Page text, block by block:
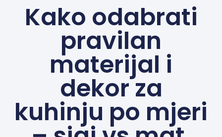
Kako odabrati
pravilan
materijal i
dekor za
kuhinju po mjeri